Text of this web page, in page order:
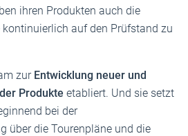
ihren Produkten auch die
auf den Prüfstand zu
zurEntwicklung neuer und
Produkte etabliert. Und sie setzt
bei der
über die Tourenpläne und die